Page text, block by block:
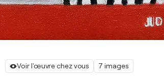
Voir l'œuvre chez vous 7 images